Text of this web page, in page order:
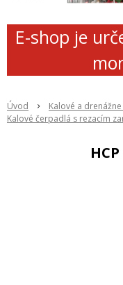
E-shop je
Úvod Kalové a
Kalové čerpadlá s rezacím